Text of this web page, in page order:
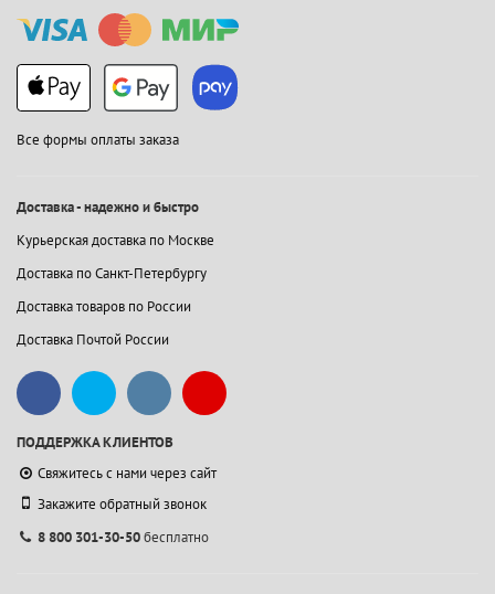
Все формы оплаты заказа
Доставка - надежно и быстро
Курьерская доставка по Москве
Доставка по Санкт-Петербургу
Доставка товаров по России
Доставка Почтой России
ПОДДЕРЖКА КЛИЕНТОВ
Свяжитесь с нами через сайт
Закажите обратный звонок
8 800 301-30-50бесплатно